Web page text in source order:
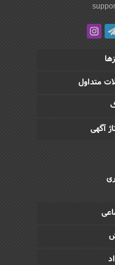
متداول
آگهی